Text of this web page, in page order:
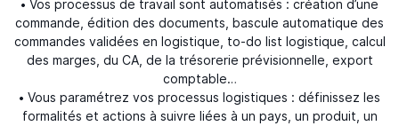
• Vos processus de travail sont automatisés : création d’une
commande, édition des documents, bascule automatique des
commandes validées en logistique, to-do list logistique, calcul
des marges, du CA, de la trésorerie prévisionnelle, export
comptable…
• Vous paramétrez vos processus logistiques : définissez les
formalités et actions à suivre liées à un pays, un produit, un